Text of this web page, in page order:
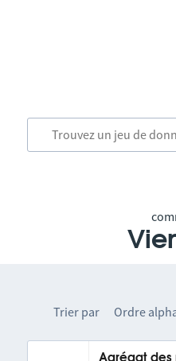
Trier par Ordre
Agrégat des